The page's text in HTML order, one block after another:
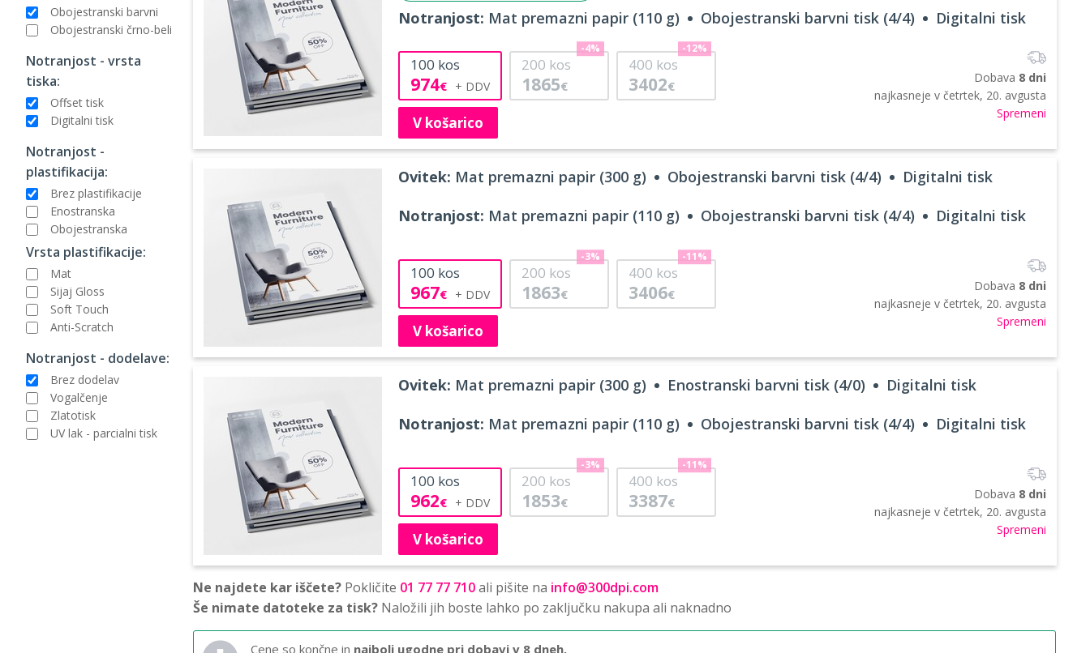
Obojestranski barvni
Obojestranski črno-beli
Notranjost - vrsta
tiska:
Offset tisk
Digitalni tisk
Notranjost -
plastifikacija:
Brez plastifikacije
Enostranska
Obojestranska
Vrsta plastifikacije:
Mat
Sijaj Gloss
Soft Touch
Anti-Scratch
Notranjost - dodelave:
Brez dodelav
Vogalčenje
Zlatotisk
UV lak - parcialni tisk
Notranjost: Mat premazni papir (110 g) Obojestranski barvni tisk (4/4) Digitalni tisk
100 kos
974€
200 kos
1865€
-4%
400 kos
3402€
-12%
V košarico
Dobava 8 dni
najkasneje v četrtek, 20. avgusta
Spremeni
Ovitek: Mat premazni papir (300 g) Obojestranski barvni tisk (4/4) Digitalni tisk
Notranjost: Mat premazni papir (110 g) Obojestranski barvni tisk (4/4) Digitalni tisk
100 kos
967€
200 kos
1863€
-3%
400 kos
3406€
-11%
V košarico
Dobava 8 dni
najkasneje v četrtek, 20. avgusta
Spremeni
Ovitek: Mat premazni papir (300 g) Enostranski barvni tisk (4/0) Digitalni tisk
Notranjost: Mat premazni papir (110 g) Obojestranski barvni tisk (4/4) Digitalni tisk
100 kos
962€
200 kos
1853€
-3%
400 kos
3387€
-11%
V košarico
Dobava 8 dni
najkasneje v četrtek, 20. avgusta
Spremeni
Ne najdete kar iščete? Pokličite 01 77 77 710ali pišite na info@300dpi.com
Še nimate datoteke za tisk? Naložili jih boste lahko po zaključku nakupa ali naknadno
Cene so končne in najbolj ugodne pri dobavi v 8 dneh.